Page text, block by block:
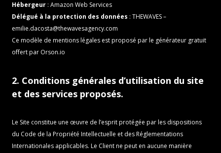
Hébergeur : Amazon Web Services
Délégué à la protection des données : THEWAVES –
emilie.dacosta@thewavesagency.com
Ce modèle de mentions légales est proposé par le générateur gratuit
offert par Orson.io
2. Conditions générales d’utilisation du site
et des services proposés.
Le Site constitue une œuvre de l’esprit protégée par les dispositions
du Code de la Propriété Intellectuelle et des Réglementations
Internationales applicables. Le Client ne peut en aucune manière